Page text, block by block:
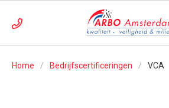
Home Bedrijfscertificeringen VCA